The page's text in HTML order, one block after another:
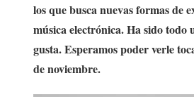
los que busca nuevas formas
música electrónica. Ha sido
gusta. Esperamos poder verle
de noviembre.